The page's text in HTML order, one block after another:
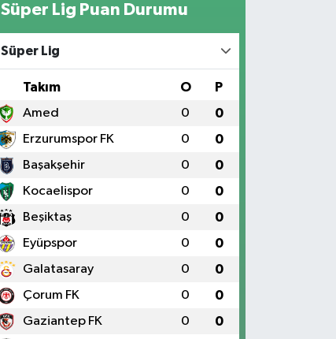
Süper Lig Puan Durumu
Süper Lig
Takım O P
Amed 0 0
Erzurumspor FK 0 0
Başakşehir 0 0
Kocaelispor 0 0
Beşiktaş 0 0
Eyüpspor 0 0
Galatasaray 0 0
Çorum FK 0 0
Gaziantep FK 0 0